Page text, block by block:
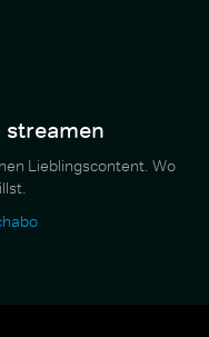
Lieblingscontent. Wo